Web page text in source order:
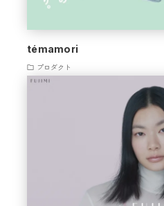
témamori
プロダクト